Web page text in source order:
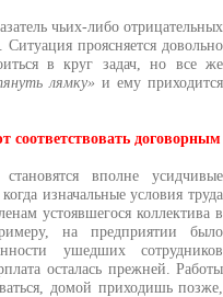
чьих-либо отрицательных
проясняется довольно
в круг задач, но все же
лямку» и ему приходится
соответствовать договорным
вполне усидчивые
изначальные условия труда
устоявшегося коллектива в
на предприятии было
ушедших сотрудников
осталась прежней. Работы
домой приходишь позже,